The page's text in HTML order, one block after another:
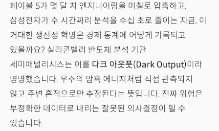
페이블 5가 몇 달 치 엔지니어링을 며칠로 압축하고,
삼성전자가 수 시간짜리 분석을 수십 초로 줄이는 지금, 이
거대한 생산성 혁명은 경제 통계에 어떻게 기록되고
있을까요? 실리콘밸리 반도체 분석 기관
세미애널리시스는 이를 다크 아웃풋(Dark Output)이라
명명했습니다. 우주의 암흑 에너지처럼 직접 관측되지
않고 주변 흔적으로만 추정된다는 뜻입니다. 진짜 위험은
부정확한 데이터로 내리는 잘못된 의사결정이 될 수
있습니다.